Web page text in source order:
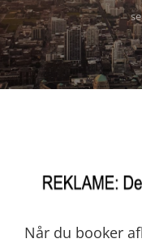
on
Når du booker